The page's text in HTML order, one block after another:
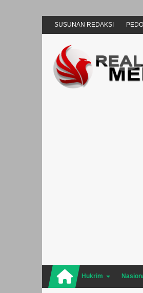
SUSUNAN REDAKSI
Hukrim